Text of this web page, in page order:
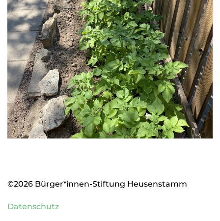
©2026 Bürger*innen-Stiftung Heusenstamm
Datenschutz